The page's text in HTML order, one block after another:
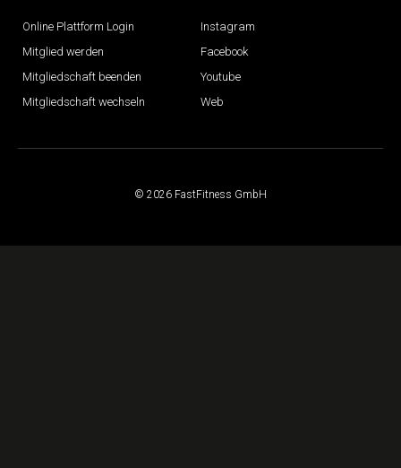
Online Plattform Login
Mitglied werden
Mitgliedschaft beenden
Mitgliedschaft wechseln
Instagram
Facebook
Youtube
Web
© 2026 FastFitness GmbH